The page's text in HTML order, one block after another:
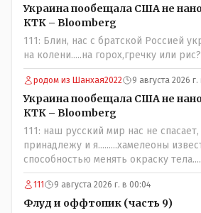
дружащих с школьными курсами
частности биологии и математики.
люди и отказываются и я в том
прививал.Лично я вам и тем другим
Добровольные действия
частотности появления в популяции
комбинаций генов заслуживают
без того основательно загубили
естественный отбор.
Украина пообещала США не
КТК – Bloomberg
111: Блин, нас с братской Россией
на колени.....на горох,гречку или
родом из Шанхая2022 9 августа 2026
Украина пообещала США не
КТК – Bloomberg
111: наш русский мир нас не
принадлежу и я.........хамелеоны
способностью менять окраску тела....
111 9 августа 2026 г. в 00:04
Флуд и оффтопик (часть 9)